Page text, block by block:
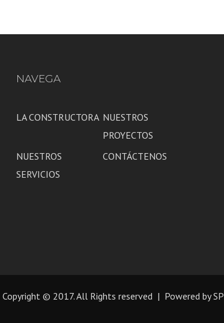
NAVEGA
LA CONSTRUCTORA NUESTROS
PROYECTOS
NUESTROS
SERVICIOS
CONTÁCTENOS
Copyright © 2017. All Rights reserved | Powered by